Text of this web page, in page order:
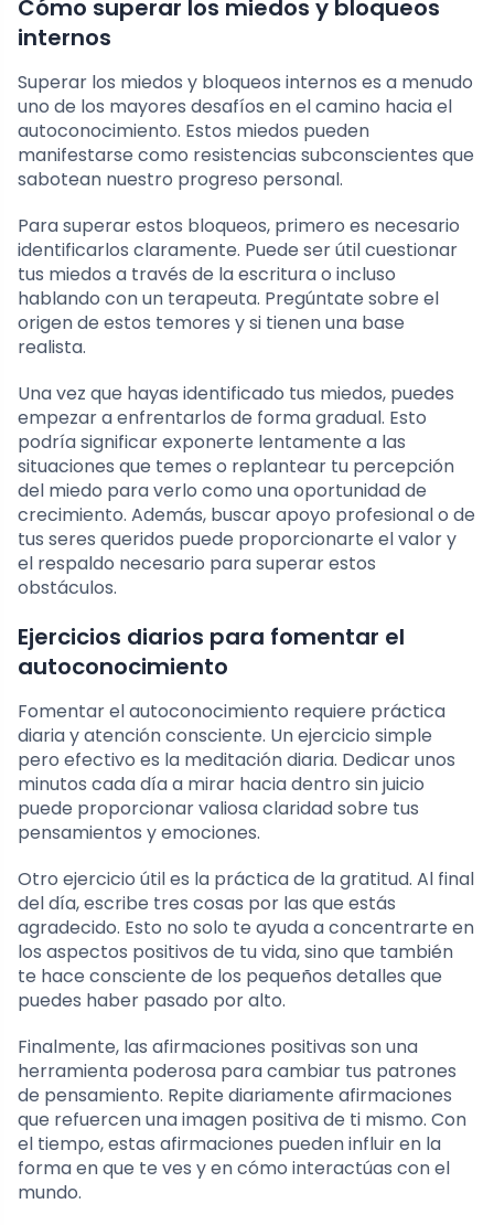
Cómo superar los miedos y bloqueos
internos
Superar los miedos y bloqueos internos es a menudo
uno de los mayores desafíos en el camino hacia el
autoconocimiento. Estos miedos pueden
manifestarse como resistencias subconscientes que
sabotean nuestro progreso personal.
Para superar estos bloqueos, primero es necesario
identificarlos claramente. Puede ser útil cuestionar
tus miedos a través de la escritura o incluso
hablando con un terapeuta. Pregúntate sobre el
origen de estos temores y si tienen una base
realista.
Una vez que hayas identificado tus miedos, puedes
empezar a enfrentarlos de forma gradual. Esto
podría significar exponerte lentamente a las
situaciones que temes o replantear tu percepción
del miedo para verlo como una oportunidad de
crecimiento. Además, buscar apoyo profesional o de
tus seres queridos puede proporcionarte el valor y
el respaldo necesario para superar estos
obstáculos.
Ejercicios diarios para fomentar el
autoconocimiento
Fomentar el autoconocimiento requiere práctica
diaria y atención consciente. Un ejercicio simple
pero efectivo es la meditación diaria. Dedicar unos
minutos cada día a mirar hacia dentro sin juicio
puede proporcionar valiosa claridad sobre tus
pensamientos y emociones.
Otro ejercicio útil es la práctica de la gratitud. Al final
del día, escribe tres cosas por las que estás
agradecido. Esto no solo te ayuda a concentrarte en
los aspectos positivos de tu vida, sino que también
te hace consciente de los pequeños detalles que
puedes haber pasado por alto.
Finalmente, las afirmaciones positivas son una
herramienta poderosa para cambiar tus patrones
de pensamiento. Repite diariamente afirmaciones
que refuercen una imagen positiva de ti mismo. Con
el tiempo, estas afirmaciones pueden influir en la
forma en que te ves y en cómo interactúas con el
mundo.